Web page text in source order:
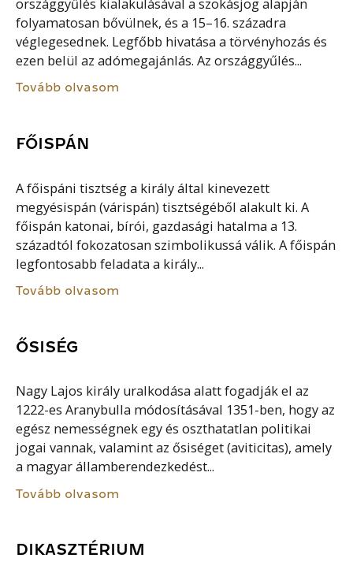
országgyűlés kialakulásával a szokásjog alapján
folyamatosan bővülnek, és a 15–16. századra
véglegesednek. Legfőbb hivatása a törvényhozás és
ezen belül az adómegajánlás. Az országgyűlés...
Tovább olvasom
FŐISPÁN
A főispáni tisztség a király által kinevezett
megyésispán (várispán) tisztségéből alakult ki. A
főispán katonai, bírói, gazdasági hatalma a 13.
századtól fokozatosan szimbolikussá válik. A főispán
legfontosabb feladata a király...
Tovább olvasom
ŐSISÉG
Nagy Lajos király uralkodása alatt fogadják el az
1222-es Aranybulla módosításával 1351-ben, hogy az
egész nemességnek egy és oszthatatlan politikai
jogai vannak, valamint az ősiséget (aviticitas), amely
a magyar államberendezkedést...
Tovább olvasom
DIKASZTÉRIUM